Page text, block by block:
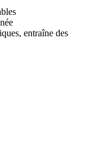
entraîne des